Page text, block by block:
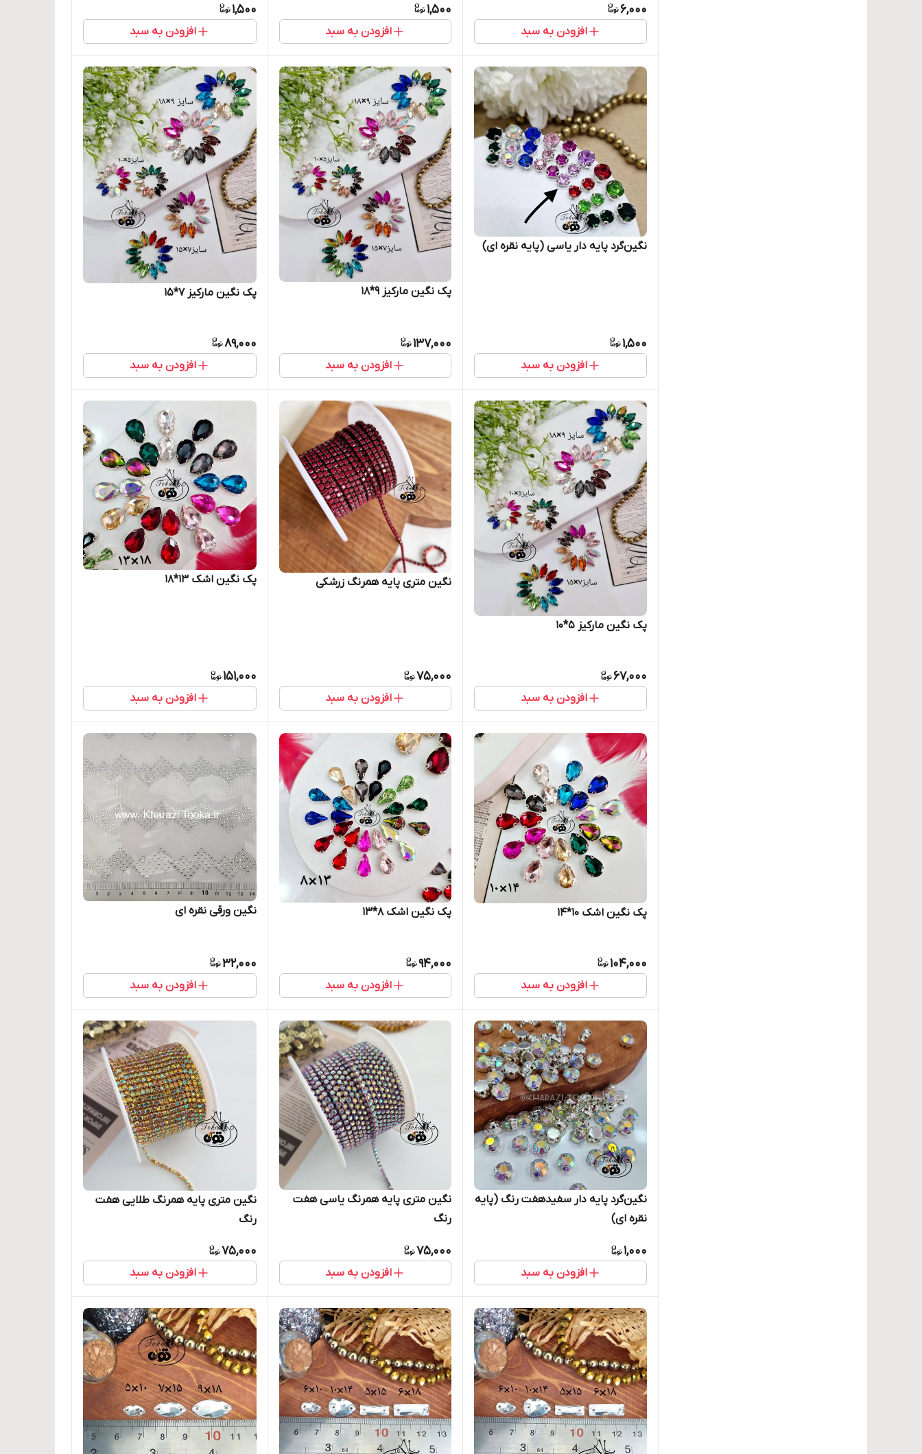
6,000
افزودن به سبد
1,500
افزودن به سبد
1,500
افزودن به سبد
نگین‌گرد پایه دار یاسی (پایه نقره ای)
1,500
افزودن به سبد
پک نگین مارکیز ۹*۱۸
137,000
افزودن به سبد
پک نگین مارکیز ۷*۱۵
89,000
افزودن به سبد
پک نگین مارکیز ۵*۱۰
67,000
افزودن به سبد
نگین متری پایه همرنگ زرشکی
75,000
افزودن به سبد
پک نگین اشک ۱۳*۱۸
151,000
افزودن به سبد
پک نگین اشک ۱۰*۱۴
104,000
افزودن به سبد
پک نگین اشک ۸*۱۳
94,000
افزودن به سبد
نگین ورقی نقره ای
32,000
افزودن به سبد
نگین‌گرد پایه دار سفیدهفت رنگ (پایه
نقره ای)
1,000
افزودن به سبد
نگین متری پایه همرنگ یاسی هفت
رنگ
75,000
افزودن به سبد
نگین متری پایه همرنگ طلایی هفت
رنگ
75,000
افزودن به سبد